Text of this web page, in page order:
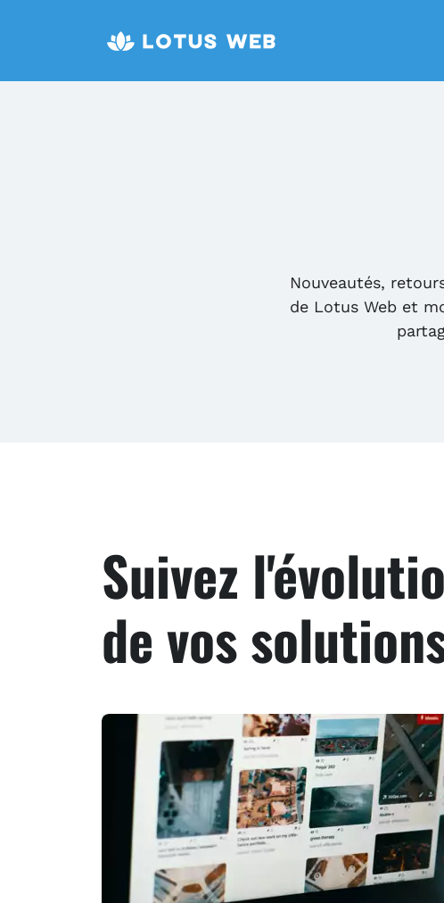
Nouveautés,
de Lotus Web et
Suivez
de vos